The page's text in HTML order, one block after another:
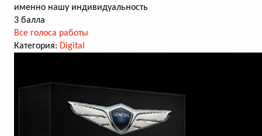
именно нашу индивидуальность
3 балла
Все голоса работы
Категория: Digital